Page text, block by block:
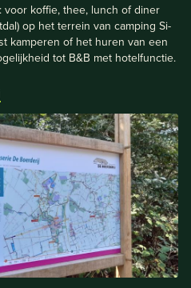
voor koffie, thee, lunch of diner
op het terrein van camping Si-
kamperen of het huren van een
tot B&B met hotelfunctie.